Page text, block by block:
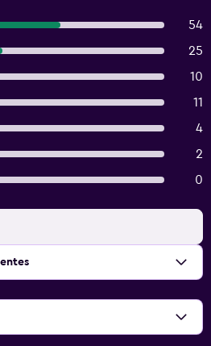
54
25
10
11
4
2
0